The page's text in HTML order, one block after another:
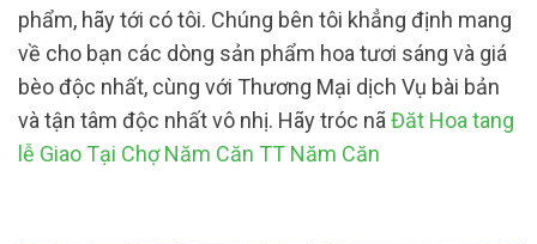
phẩm, hãy tới có tôi. Chúng bên tôi khẳng định mang
về cho bạn các dòng sản phẩm hoa tươi sáng và giá
bèo độc nhất, cùng với Thương Mại dịch Vụ bài bản
và tận tâm độc nhất vô nhị. Hãy tróc nã Đăt Hoa tang
lễ Giao Tại Chợ Năm Căn TT Năm Căn